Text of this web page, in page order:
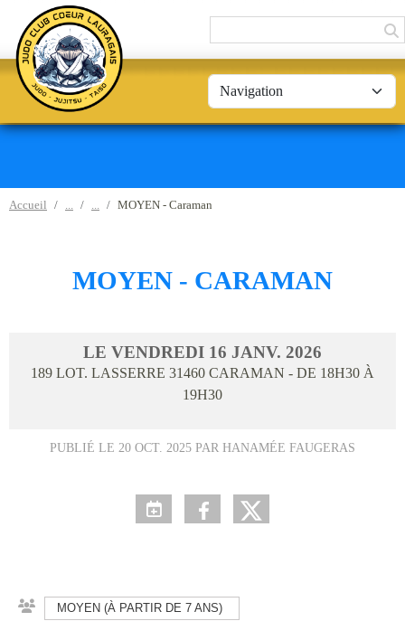
Accueil MOYEN - Caraman
MOYEN - CARAMAN
LE VENDREDI 16 JANV. 2026
189 LOT. LASSERRE 31460 CARAMAN - DE 18H30 À
19H30
PUBLIÉ LE 20 OCT. 2025 PAR HANAMÉE FAUGERAS
MOYEN (À PARTIR DE 7 ANS)
Panneau de gestion des cookies